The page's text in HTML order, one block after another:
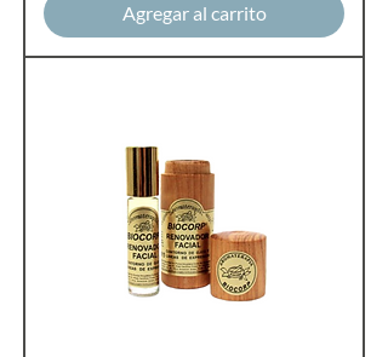
Agregar al carrito